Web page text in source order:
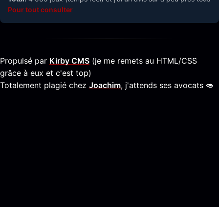
Pour tout consulter
Propulsé par Kirby CMS (je me remets au HTML/CSS
grâce à eux et c'est top)
Totalement plagié chez Joachim, j'attends ses avocats 🥑